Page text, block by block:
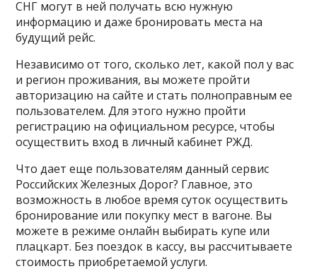
СНГ могут в ней получать всю нужную
информацию и даже бронировать места на
будущий рейс.
Независимо от того, сколько лет, какой пол у вас
и регион проживания, вы можете пройти
авторизацию на сайте и стать полноправным ее
пользователем. Для этого нужно пройти
регистрацию на официальном ресурсе, чтобы
осуществить вход в личный кабинет РЖД.
Что дает еще пользователям данный сервис
Российских Железных Дорог? Главное, это
возможность в любое время суток осуществить
бронирование или покупку мест в вагоне. Вы
можете в режиме онлайн выбирать купе или
плацкарт. Без поездок в кассу, вы рассчитываете
стоимость приобретаемой услуги.